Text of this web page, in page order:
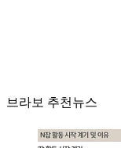
브라보 추천뉴스